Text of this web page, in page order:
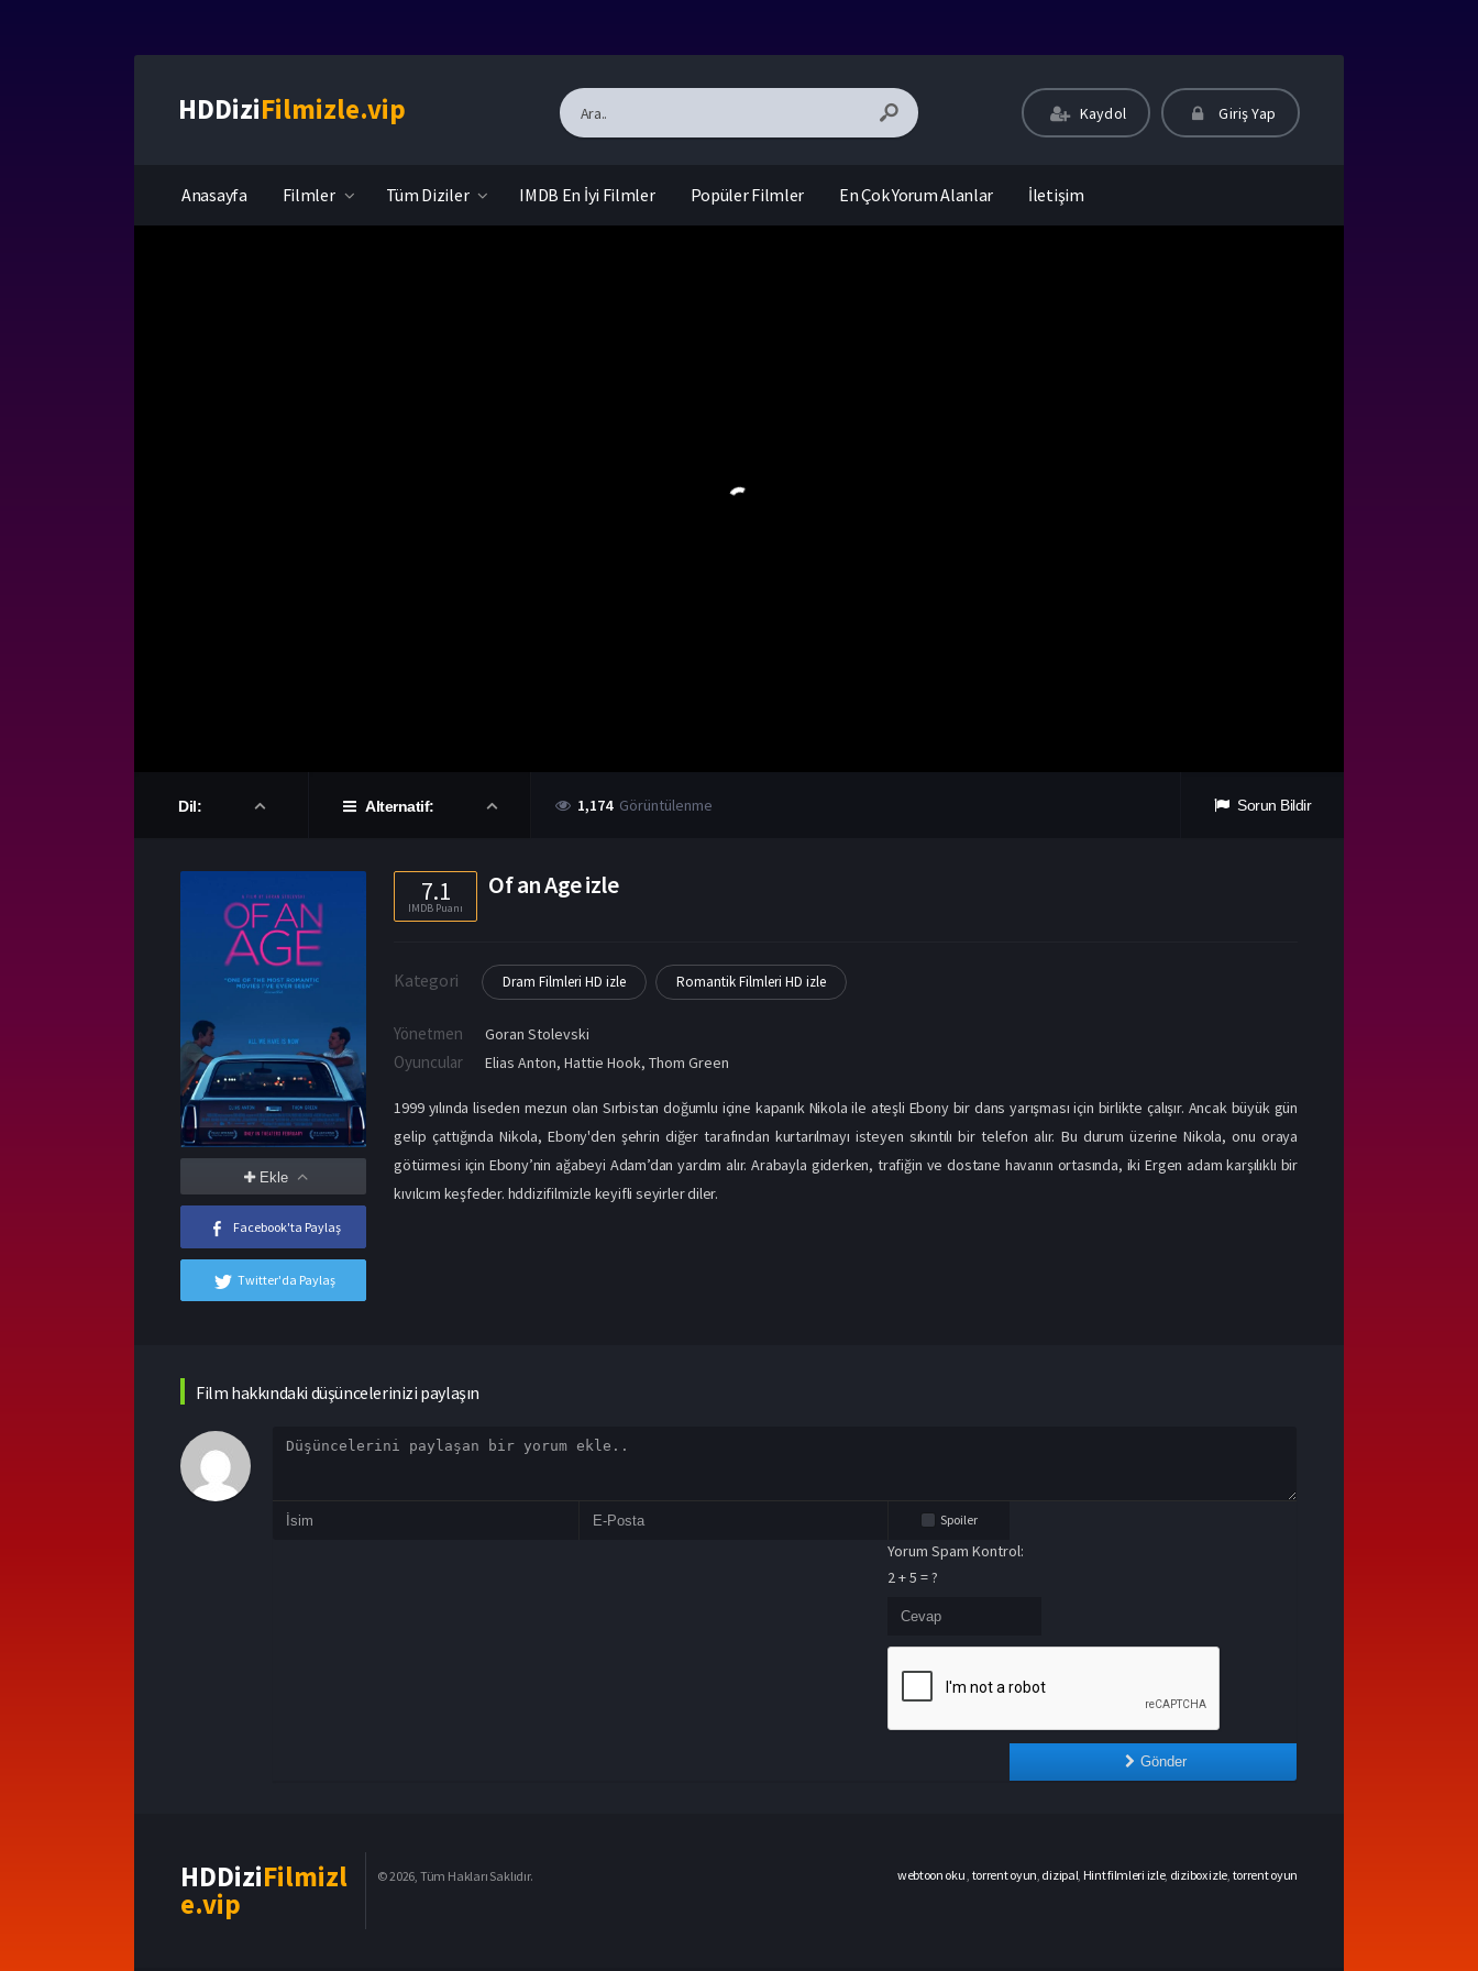
HDDiziFilmizle.vip Kaydol Giriş Yap
Anasayfa Filmler Tüm Diziler IMDB En İyi Filmler Popüler Filmler En Çok Yorum Alanlar İletişim
Dil: Alternatif: 1,174 Görüntülenme Sorun Bildir
Ekle
Facebook'ta Paylaş
Twitter'da Paylaş
7.1
IMDB Puanı
Of an Age izle
Kategori Dram Filmleri HD izle Romantik Filmleri HD izle
Yönetmen Goran Stolevski
Oyuncular Elias Anton,Hattie Hook,Thom Green
1999 yılında liseden mezun olan Sırbistan doğumlu içine kapanık Nikola ile ateşli Ebony bir dans yarışması için birlikte çalışır. Ancak büyük gün
gelip çattığında Nikola, Ebony'den şehrin diğer tarafından kurtarılmayı isteyen sıkıntılı bir telefon alır. Bu durum üzerine Nikola, onu oraya
götürmesi için Ebony’nin ağabeyi Adam’dan yardım alır. Arabayla giderken, trafiğin ve dostane havanın ortasında, iki Ergen adam karşılıklı bir
kıvılcım keşfeder. hddizifilmizle keyifli seyirler diler.
Film hakkındaki düşüncelerinizi paylaşın
Spoiler
Yorum Spam Kontrol:
2 + 5 = ?
Gönder
HDDiziFilmizl
e.vip
© 2026, Tüm Hakları Saklıdır. webtoon oku torrent oyun dizipal Hint filmleri izle, dizibox izle torrent oyun